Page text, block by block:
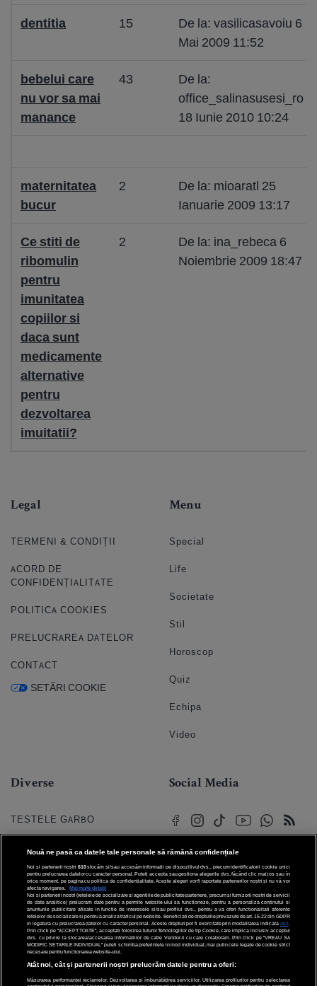
dentitia 15
De la: vasilicasavoiu 6
Mai 2009 11:52
bebelui care
nu vor sa mai
manance
43
De la:
office_salinasusesi_ro
18 Iunie 2010 10:24
maternitatea
bucur
2
De la: mioaratl 25
Ianuarie 2009 13:17
Ce stiti de
ribomulin
pentru
imunitatea
copiilor si
daca sunt
medicamente
alternative
pentru
dezvoltarea
imuitatii?
2
De la: ina_rebeca 6
Noiembrie 2009 18:47
Legal
TERMENI & CONDIȚII
ACORD DE
CONFIDENȚIALITATE
POLITICA COOKIES
PRELUCRAREA DATELOR
CONTACT
SETĂRI COOKIE
Menu
Special
Life
Societate
Stil
Horoscop
Quiz
Echipa
Video
Diverse
TESTELE GARBO
HOROSCOP
HOROSCOPUL IUBIRII
FORUMURI
TRATAMENTE NATURISTE
DICTIONARE NUME
Social Media
© 2026 Internet Corp SRL
Toate drepturile rezervate
Nouă ne pasă ca datele tale personale să rămână confidențiale
Noi și partenerii noștri 610stocăm și/sau accesăm informații pe dispozitivul dvs., precum identificatorii cookie unici
pentru prelucrarea datelor cu caracter personal. Puteți accepta sau gestiona alegerile dvs. făcând clic mai jos sau în
orice moment, pe pagina cu politica de confidențialitate. Aceste alegeri vor fi raportate partenerilor noștri și nu vă vor
afecta navigarea.
Mai multe detalii
Noi si partenerii nostri (retelele de socializare si agentiile de publicitate partenere, precum si furnizorii nostri de servicii
de date analitice) prelucram date pentru a permite website-ului sa functioneze, pentru a personaliza continutul si
anunturile publicitare afisate in functie de interesele si/sau profilul dvs., pentru a va oferi functionalitati aferente
retelelor de socializare si pentru a analiza traficul pe website. Beneficiati de drepturile prevazute de art. 15-22 din GDPR
in legatura cu prelucrarea datelor cu caracter personal. Aceste drepturi pot fi exercitate prin modalitatea indicata aici
Prin click pe “ACCEPT TOATE”, acceptati folosirea tuturor Tehnologiilor de tip Cookie, care implica inclusiv acceptul
dvs. cu privire la stocarea/accesarea informatiilor de catre Vendor-ii cu care colaboram. Prin click pe “VREAU SA
MODIFIC SETARILE INDIVIDUAL” puteti schimba preferintele in mod individual, mai putin cele legate de cookie strict
necesare pentru functionarea website-ului.
Atât noi, cât și partenerii noștri prelucrăm datele pentru a oferi:
Măsurarea performanței reclamelor. Dezvoltarea și îmbunătățirea serviciilor. Utilizarea profilurilor pentru selectarea